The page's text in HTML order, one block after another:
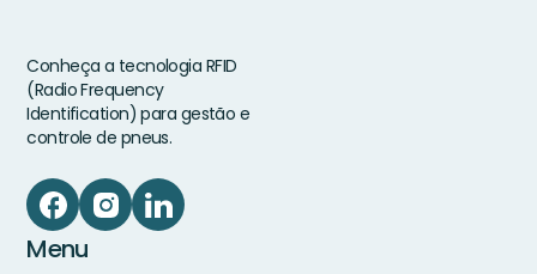
Conheça a tecnologia RFID
(Radio Frequency
Identification) para gestão e
controle de pneus.
Menu